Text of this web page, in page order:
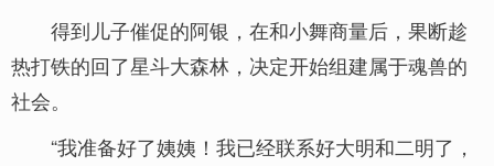
得到儿子催促的阿银，在和小舞商量后，果断趁
热打铁的回了星斗大森林，决定开始组建属于魂兽的
社会。
“我准备好了姨姨！我已经联系好大明和二明了，